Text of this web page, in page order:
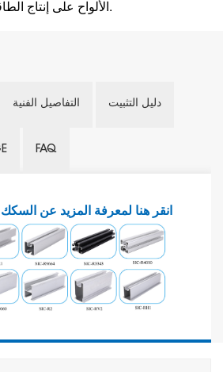
الألواح على إنتاج الطاقة بكفاءة لسنوات عديدة.
التفاصيل الفنية دليل التثبيت
FAQ
انقر هنا لمعرفة المزيد عن